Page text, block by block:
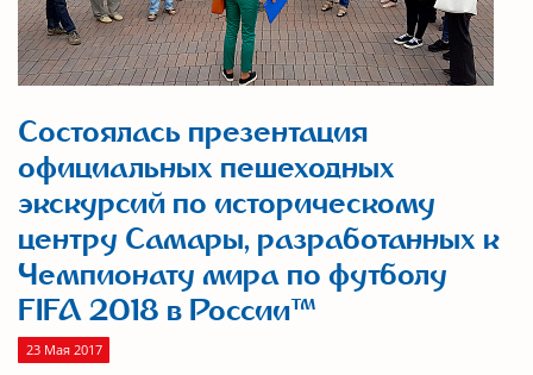
Состоялась презентация
официальных пешеходных
экскурсий по историческому
центру Самары, разработанных к
Чемпионату мира по футболу
FIFA 2018 в России™
23 Мая 2017